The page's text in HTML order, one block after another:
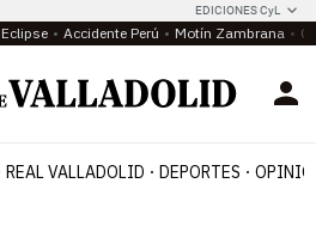
EDICIONES CyL
Eclipse Accidente Perú Motín Zambrana
REAL VALLADOLID DEPORTES